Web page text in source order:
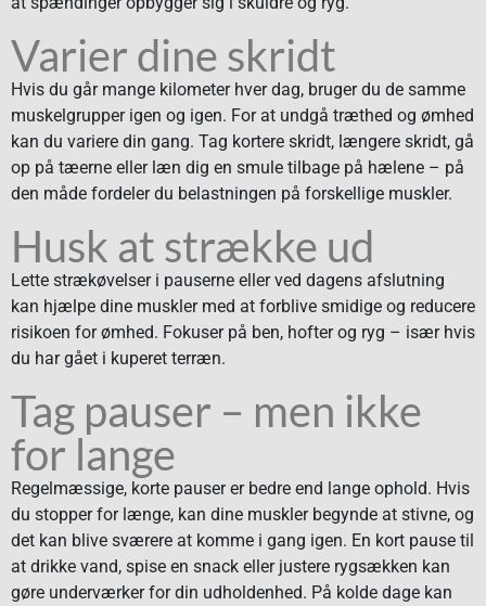
Varier dine skridt
Hvis du går mange kilometer hver dag, bruger du de samme
muskelgrupper igen og igen. For at undgå træthed og ømhed
kan du variere din gang. Tag kortere skridt, længere skridt, gå
op på tæerne eller læn dig en smule tilbage på hælene – på
den måde fordeler du belastningen på forskellige muskler.
Husk at strække ud
Lette strækøvelser i pauserne eller ved dagens afslutning
kan hjælpe dine muskler med at forblive smidige og reducere
risikoen for ømhed. Fokuser på ben, hofter og ryg – især hvis
du har gået i kuperet terræn.
Tag pauser – men ikke
for lange
Regelmæssige, korte pauser er bedre end lange ophold. Hvis
du stopper for længe, kan dine muskler begynde at stivne, og
det kan blive sværere at komme i gang igen. En kort pause til
at drikke vand, spise en snack eller justere rygsækken kan
gøre underværker for din udholdenhed. På kolde dage kan